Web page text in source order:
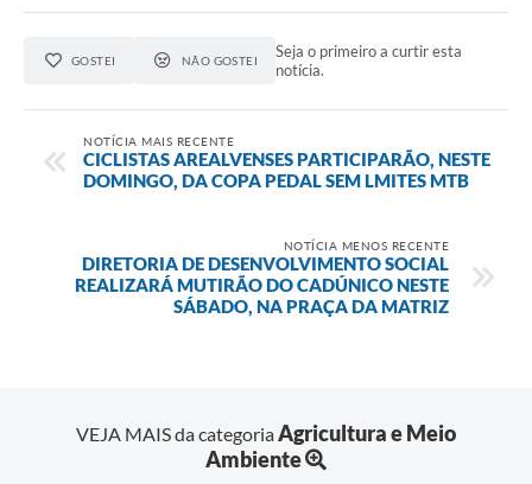
GOSTEI NÃO GOSTEI
Seja o primeiro a curtir esta
notícia.
NOTÍCIA MAIS RECENTE
CICLISTAS AREALVENSES PARTICIPARÃO, NESTE
DOMINGO, DA COPA PEDAL SEM LMITES MTB
NOTÍCIA MENOS RECENTE
DIRETORIA DE DESENVOLVIMENTO SOCIAL
REALIZARÁ MUTIRÃO DO CADÚNICO NESTE
SÁBADO, NA PRAÇA DA MATRIZ
VEJA MAIS da categoriaAgricultura e Meio
Ambiente